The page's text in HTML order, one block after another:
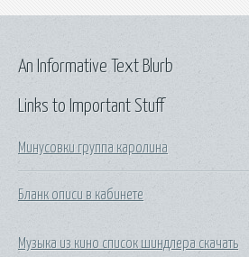
Links to Important Stuff
Минусовки группа каролина
Бланк описи в кабинете
Музыка из кино список шиндлера скачать
An Informative Text Blurb